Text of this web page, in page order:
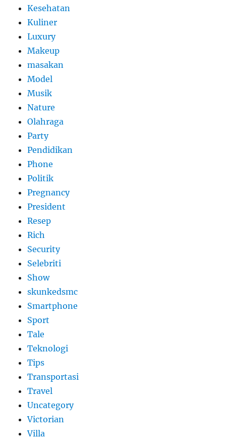
Kesehatan
Kuliner
Luxury
Makeup
masakan
Model
Musik
Nature
Olahraga
Party
Pendidikan
Phone
Politik
Pregnancy
President
Resep
Rich
Security
Selebriti
Show
skunkedsmc
Smartphone
Sport
Tale
Teknologi
Tips
Transportasi
Travel
Uncategory
Victorian
Villa